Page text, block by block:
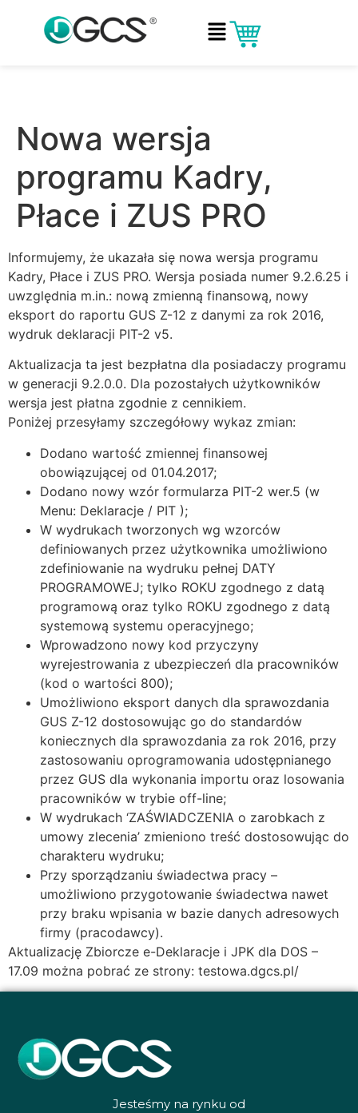
Nowa wersja
programu Kadry,
Płace i ZUS PRO
Informujemy, że ukazała się nowa wersja programu
Kadry, Płace i ZUS PRO. Wersja posiada numer 9.2.6.25 i
uwzględnia m.in.: nową zmienną finansową, nowy
eksport do raportu GUS Z-12 z danymi za rok 2016,
wydruk deklaracji PIT-2 v5.
Aktualizacja ta jest bezpłatna dla posiadaczy programu
w generacji 9.2.0.0. Dla pozostałych użytkowników
wersja jest płatna zgodnie z cennikiem.
Poniżej przesyłamy szczegółowy wykaz zmian:
Dodano wartość zmiennej finansowej
obowiązującej od 01.04.2017;
Dodano nowy wzór formularza PIT-2 wer.5 (w
Menu: Deklaracje / PIT );
W wydrukach tworzonych wg wzorców
definiowanych przez użytkownika umożliwiono
zdefiniowanie na wydruku pełnej DATY
PROGRAMOWEJ; tylko ROKU zgodnego z datą
programową oraz tylko ROKU zgodnego z datą
systemową systemu operacyjnego;
Wprowadzono nowy kod przyczyny
wyrejestrowania z ubezpieczeń dla pracowników
(kod o wartości 800);
Umożliwiono eksport danych dla sprawozdania
GUS Z-12 dostosowując go do standardów
koniecznych dla sprawozdania za rok 2016, przy
zastosowaniu oprogramowania udostępnianego
przez GUS dla wykonania importu oraz losowania
pracowników w trybie off-line;
W wydrukach ‘ZAŚWIADCZENIA o zarobkach z
umowy zlecenia’ zmieniono treść dostosowując do
charakteru wydruku;
Przy sporządzaniu świadectwa pracy –
umożliwiono przygotowanie świadectwa nawet
przy braku wpisania w bazie danych adresowych
firmy (pracodawcy).
Aktualizację Zbiorcze e-Deklaracje i JPK dla DOS –
17.09 można pobrać ze strony: testowa.dgcs.pl/
Jesteśmy na rynku od